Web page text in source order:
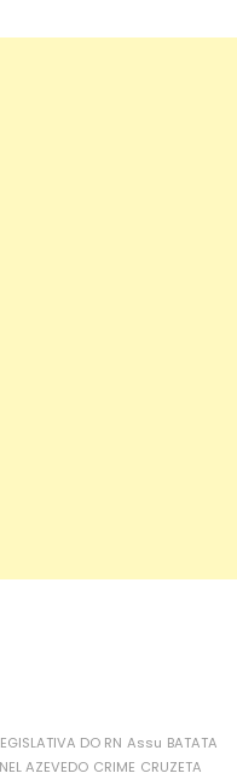
DO RN Assu BATATA
AZEVEDO CRIME CRUZETA